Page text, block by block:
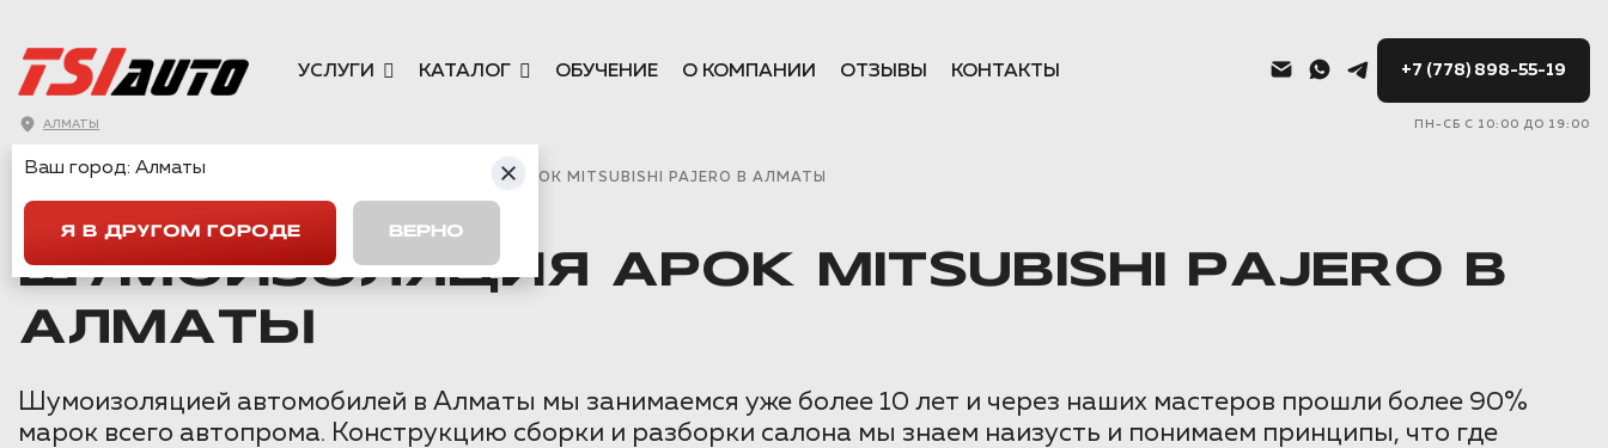
АЛМАТЫ
УСЛУГИ КАТАЛОГ ОБУЧЕНИЕ О КОМПАНИИ ОТЗЫВЫ КОНТАКТЫ +7 (778) 898-55-19
ПН-СБ С 10:00 ДО 19:00
ГЛАВНАЯ → MITSUBISHI ШУМОИЗОЛЯЦИЯ АРОК MITSUBISHI PAJERO В АЛМАТЫ
ШУМОИЗОЛЯЦИЯ АРОК MITSUBISHI PAJERO В
АЛМАТЫ
Шумоизоляцией автомобилей в Алматы мы занимаемся уже более 10 лет и через наших мастеров прошли более 90%
марок всего автопрома. Конструкцию сборки и разборки салона мы знаем наизусть и понимаем принципы, что где
Ваш город: Алматы
Я В ДРУГОМ ГОРОДЕ ВЕРНО